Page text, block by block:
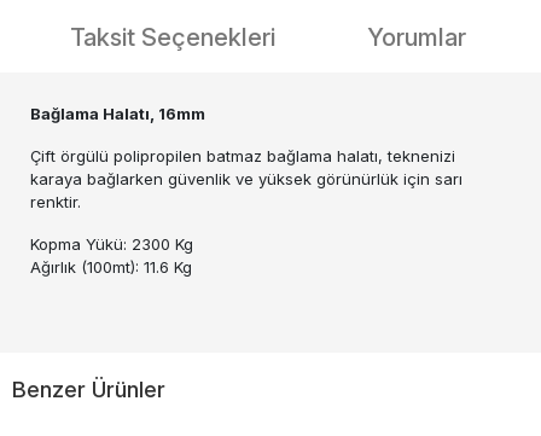
Taksit Seçenekleri Yorumlar
Bağlama Halatı, 16mm
Çift örgülü polipropilen batmaz bağlama halatı, teknenizi
karaya bağlarken güvenlik ve yüksek görünürlük için sarı
renktir.
Kopma Yükü: 2300 Kg
Ağırlık (100mt): 11.6 Kg
Benzer Ürünler